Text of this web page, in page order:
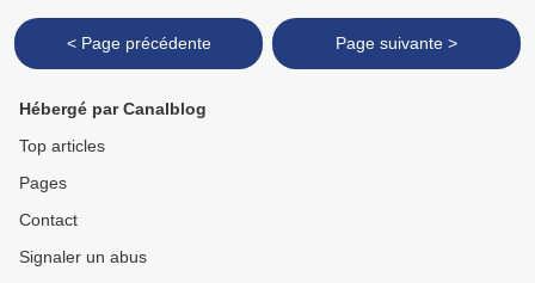
< Page précédente Page suivante >
Hébergé par Canalblog
Top articles
Pages
Contact
Signaler un abus